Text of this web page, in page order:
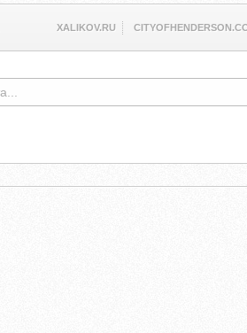
XALIKOV.RU